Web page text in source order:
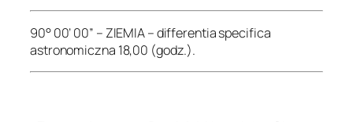
90° 00’ 00” – ZIEMIA – differentia specifica
astronomiczna 18,00 (godz.).